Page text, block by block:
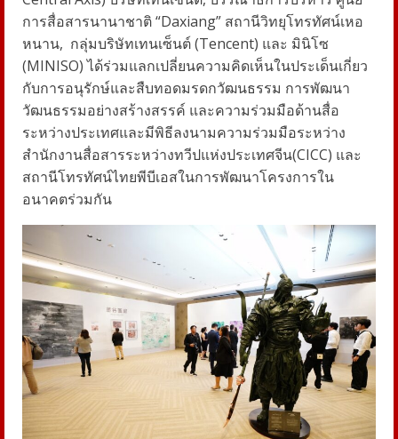
การสื่อสารนานาชาติ “Daxiang” สถานีวิทยุโทรทัศน์เหอ
หนาน, กลุ่มบริษัทเทนเซ็นต์ (Tencent) และ มินิโซ
(MINISO) ได้ร่วมแลกเปลี่ยนความคิดเห็นในประเด็นเกี่ยว
กับการอนุรักษ์และสืบทอดมรดกวัฒนธรรม การพัฒนา
วัฒนธรรมอย่างสร้างสรรค์ และความร่วมมือด้านสื่อ
ระหว่างประเทศและมีพิธีลงนามความร่วมมือระหว่าง
สำนักงานสื่อสารระหว่างทวีปแห่งประเทศจีน(CICC) และ
สถานีโทรทัศน์ไทยพีบีเอสในการพัฒนาโครงการใน
อนาคตร่วมกัน